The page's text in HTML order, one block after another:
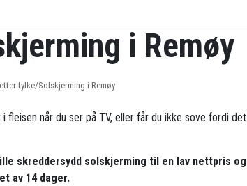
i Remøy
fylke/Solskjerming i Remøy
i fleisen når du ser på TV, eller får du ikke sove fordi
skreddersydd solskjerming til en lav nettpris
av 14 dager.